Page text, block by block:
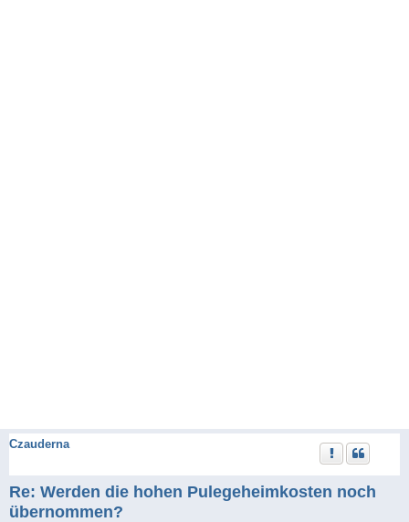
Czauderna
Re: Werden die hohen Pulegeheimkosten noch
übernommen?